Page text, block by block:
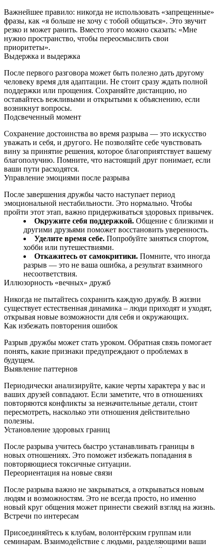
Важнейшее правило: никогда не использовать «запрещенные»
фразы, как «я больше не хочу с тобой общаться». Это звучит
резко и может ранить. Вместо этого можно сказать: «Мне
нужно пространство, чтобы переосмыслить свои
приоритеты».
Выдержка и выдержка
После первого разговора может быть полезно дать другому
человеку время для адаптации. Не стоит сразу ждать полной
поддержки или прощения. Сохраняйте дистанцию, но
оставайтесь вежливыми и открытыми к объяснению, если
возникнут вопросы.
Подсвеченный момент
Сохранение достоинства во время разрыва — это искусство
уважать и себя, и другого. Не позволяйте себе чувствовать
вину за принятие решения, которое благоприятствует вашему
благополучию. Помните, что настоящий друг понимает, если
ваши пути расходятся.
Управление эмоциями после разрыва
После завершения дружбы часто наступает период
эмоциональной нестабильности. Это нормально. Чтобы
пройти этот этап, важно придерживаться здоровых привычек.
Окружите себя поддержкой. Общение с близкими и
другими друзьями поможет восстановить уверенность.
Уделите время себе. Попробуйте заняться спортом,
хобби или путешествиями.
Откажитесь от самокритики. Помните, что иногда
разрыв — это не ваша ошибка, а результат взаимного
несоответствия.
Иллюзорность «вечных» дружб
Никогда не пытайтесь сохранить каждую дружбу. В жизни
существует естественная динамика – люди приходят и уходят,
открывая новые возможности для себя и окружающих.
Как избежать повторения ошибок
Разрыв дружбы может стать уроком. Обратная связь помогает
понять, какие признаки предупреждают о проблемах в
будущем.
Выявление паттернов
Периодически анализируйте, какие черты характера у вас и
ваших друзей совпадают. Если заметите, что в отношениях
повторяются конфликты за незначительные детали, стоит
пересмотреть, насколько эти отношения действительно
полезны.
Установление здоровых границ
После разрыва учитесь быстро устанавливать границы в
новых отношениях. Это поможет избежать попадания в
повторяющиеся токсичные ситуации.
Переориентация на новые связи
После разрыва важно не закрываться, а открываться новым
людям и возможностям. Это не всегда просто, но именно
новый круг общения может принести свежий взгляд на жизнь.
Встречи по интересам
Присоединяйтесь к клубам, волонтёрским группам или
семинарам. Взаимодействие с людьми, разделяющими ваши